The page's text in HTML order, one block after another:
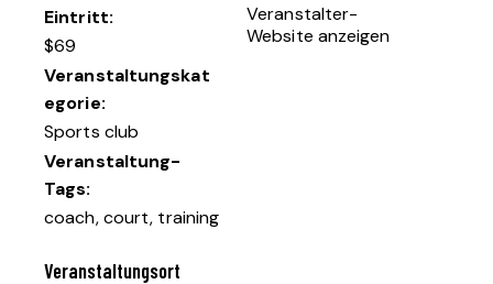
Eintritt:
$69
Veranstaltungskat
egorie:
Sports club
Veranstaltung-
Tags:
coach,court, training
Veranstalter-
Website anzeigen
Veranstaltungsort